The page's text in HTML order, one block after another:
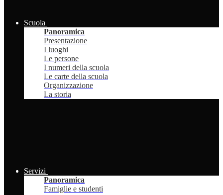
Scuola
Panoramica
Presentazione
I luoghi
Le persone
I numeri della scuola
Le carte della scuola
Organizzazione
La storia
Servizi
Panoramica
Famiglie e studenti